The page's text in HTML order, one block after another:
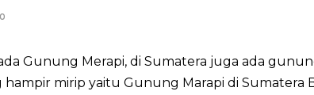
Gunung Merapi, di Sumatera juga ada
mirip yaitu Gunung Marapi di Sumatera